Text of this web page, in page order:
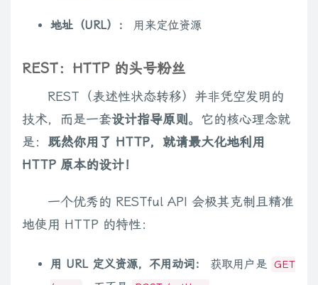
地址（URL）： 用来定位资源
REST：HTTP 的头号粉丝
REST（表述性状态转移）并非凭空发明的
技术，而是一套设计指导原则 。它的核心理念就
是： 既然你用了 HTTP，就请最大化地利用
HTTP 原本的设计！
一个优秀的 RESTful API 会极其克制且精准
地使用 HTTP 的特性：
用 URL 定义资源，不用动词： 获取用户是 GET